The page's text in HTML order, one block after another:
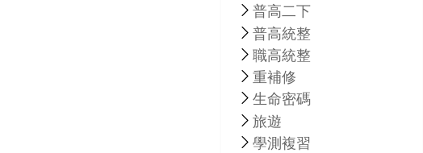
普高二下
普高統整
職高統整
重補修
生命密碼
旅遊
學測複習